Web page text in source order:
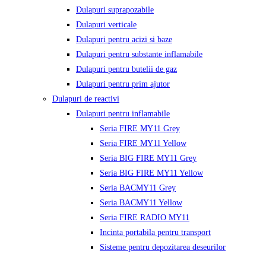
Dulapuri suprapozabile
Dulapuri verticale
Dulapuri pentru acizi si baze
Dulapuri pentru substante inflamabile
Dulapuri pentru butelii de gaz
Dulapuri pentru prim ajutor
Dulapuri de reactivi
Dulapuri pentru inflamabile
Seria FIRE MY11 Grey
Seria FIRE MY11 Yellow
Seria BIG FIRE MY11 Grey
Seria BIG FIRE MY11 Yellow
Seria BACMY11 Grey
Seria BACMY11 Yellow
Seria FIRE RADIO MY11
Incinta portabila pentru transport
Sisteme pentru depozitarea deseurilor